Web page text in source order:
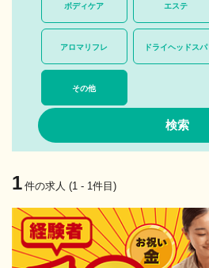
ボディケア エステ
アロマリフレ ドライヘッドスパ
その他
1 件の求人 (1 - 1件目)